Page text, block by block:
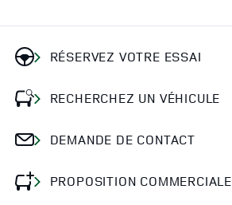
RÉSERVEZ VOTRE ESSAI
RECHERCHEZ UN VÉHICULE
DEMANDE DE CONTACT
PROPOSITION COMMERCIALE